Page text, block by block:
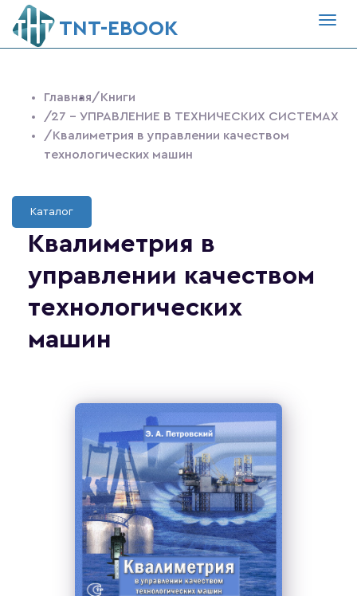
ТNT-EBOOK
Главная/Книги
/27 - УПРАВЛЕНИЕ В ТЕХНИЧЕСКИХ СИСТЕМАХ
/Квалиметрия в управлении качеством
технологических машин
Каталог
Квалиметрия в
управлении качеством
технологических
машин